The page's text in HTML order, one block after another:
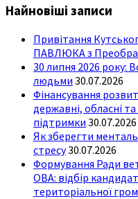
Найновіші записи
Привітання
ПАВЛЮКА з
30 липня 2026 року:
людьми 30.07.2026
Фінансування
державні, обласні
підтримки 30.07.2026
Як зберегти
стресу30.07.2026
Формування Ради
ОВА: відбір
територіальної